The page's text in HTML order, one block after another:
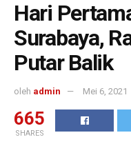
Hari
Surabaya,
Putar Balik
oleh admin Mei 6, 2021
665
SHARES